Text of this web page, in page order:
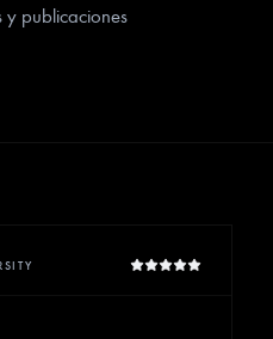
y publicaciones